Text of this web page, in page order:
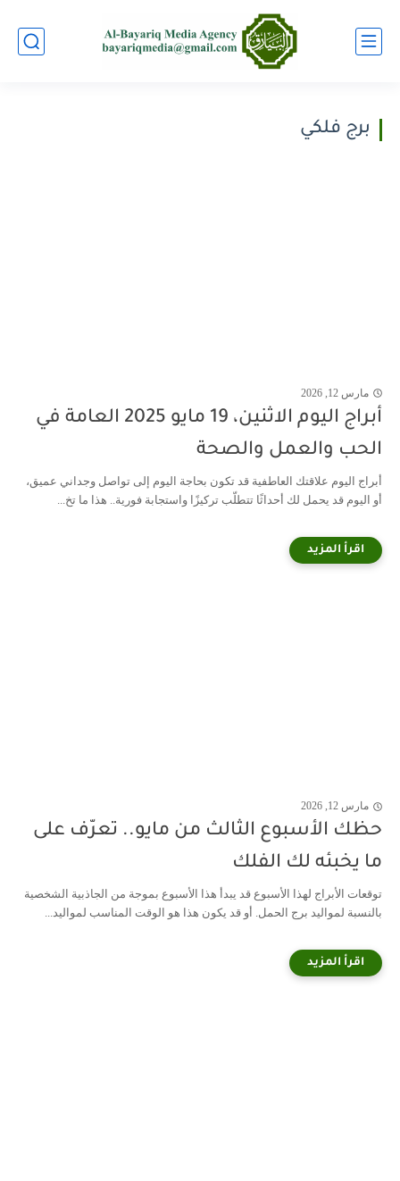
برج فلكي
مارس 12, 2026
أبراج اليوم الاثنين، 19 مايو 2025 العامة في
الحب والعمل والصحة
أبراج اليوم علاقتك العاطفية قد تكون بحاجة اليوم إلى تواصل وجداني عميق،
أو اليوم قد يحمل لك أحداثًا تتطلّب تركيزًا واستجابة فورية.. هذا ما تخ...
مارس 12, 2026
حظك الأسبوع الثالث من مايو.. تعرّف على
ما يخبئه لك الفلك
توقعات الأبراج لهذا الأسبوع قد يبدأ هذا الأسبوع بموجة من الجاذبية الشخصية
بالنسبة لمواليد برج الحمل. أو قد يكون هذا هو الوقت المناسب لمواليد...